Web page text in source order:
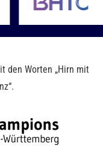
den Worten „Hirn mit